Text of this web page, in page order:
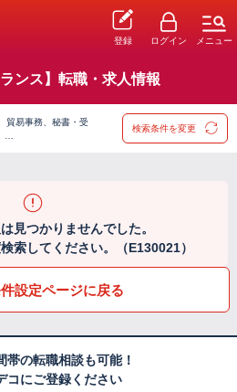
登録 ログイン メニュー
ンス】転職・求人情報
貿易事務、秘書・受
…
検索条件を変更
見つかりませんでした。
索してください。（E130021）
設定ページに戻る
帯の転職相談も可能！
コにご登録ください